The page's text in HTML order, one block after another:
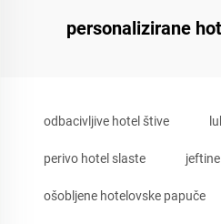
personalizirane
odbacivljive hotel štive
perivo hotel slaste
ošobljene hotelovske papuče